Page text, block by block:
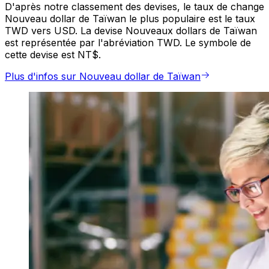
D'après notre classement des devises, le taux de change
Nouveau dollar de Taïwan le plus populaire est le taux
TWD vers USD. La devise Nouveaux dollars de Taïwan
est représentée par l'abréviation TWD. Le symbole de
cette devise est NT$.
Plus d'infos sur Nouveau dollar de Taïwan